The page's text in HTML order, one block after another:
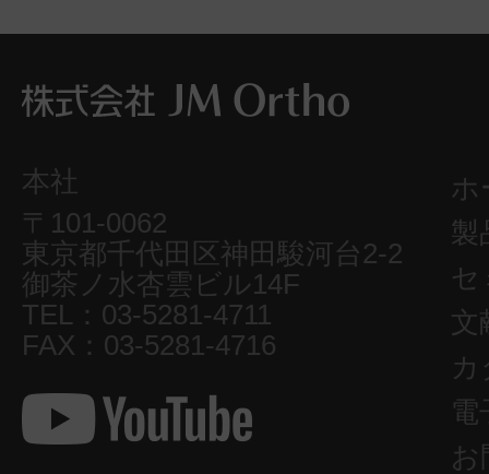
ホ
製
セ
文
電
お
本社
〒101-0062
東京都千代田区神田駿河台2-2
御茶ノ水杏雲ビル14F
TEL：03-5281-4711
FAX：03-5281-4716